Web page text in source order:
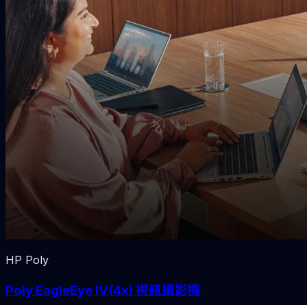
HP Poly
Poly EagleEye IV(4x) 視訊攝影機